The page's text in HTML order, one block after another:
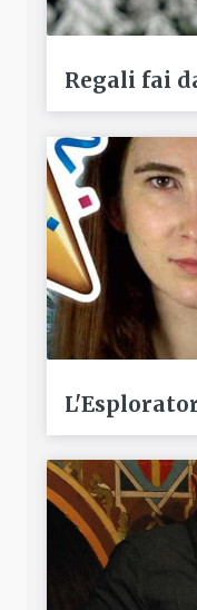
Regali fai